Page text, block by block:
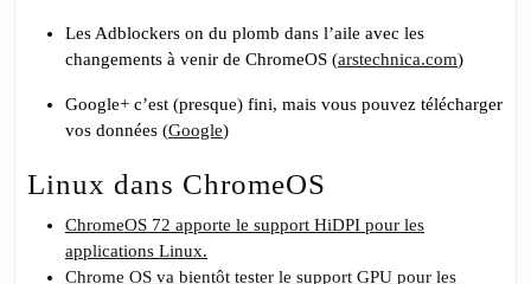
gouttes
de
ChromeOS,
saupoudré
peu
Google
Les Adblockers on du plomb dans l’aile avec les
changements à venir de ChromeOS (arstechnica.com)
Google+ c’est (presque) fini, mais vous pouvez télécharger
vos données (Google)
Linux dans ChromeOS
ChromeOS 72 apporte le support HiDPI pour les
applications Linux.
Chrome OS va bientôt tester le support GPU pour les